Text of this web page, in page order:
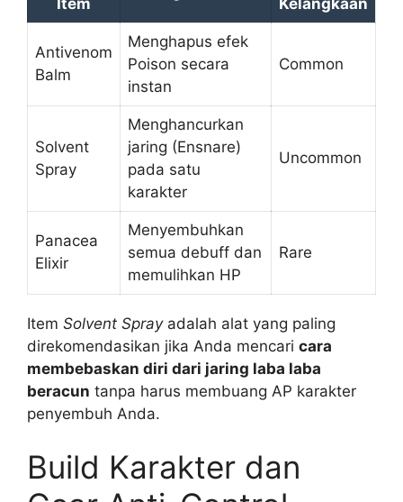
Antivenom
Balm
Menghapus efek
Poison secara
instan
Common
Solvent
Spray
Menghancurkan
jaring (Ensnare)
pada satu
karakter
Uncommon
Panacea
Elixir
Menyembuhkan
semua debuff dan
memulihkan HP
Rare
Item Solvent Sprayadalah alat yang paling
direkomendasikan jika Anda mencari cara
membebaskan diri dari jaring laba laba
beracun tanpa harus membuang AP karakter
penyembuh Anda.
Build Karakter dan